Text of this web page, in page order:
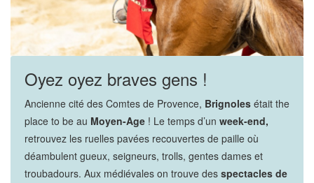
Oyez oyez braves gens !
Ancienne cité des Comtes de Provence, Brignoles était the
place to be au Moyen-Age ! Le temps d’un week-end,
retrouvez les ruelles pavées recouvertes de paille où
déambulent gueux, seigneurs, trolls, gentes dames et
troubadours. Aux médiévales on trouve des spectacles de